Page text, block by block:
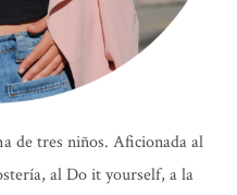
de tres niños. Aficionada al
al Do it yourself, a la